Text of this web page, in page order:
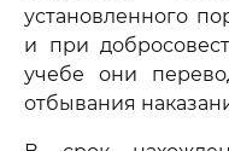
установленного
и при
учебе они
отбывания